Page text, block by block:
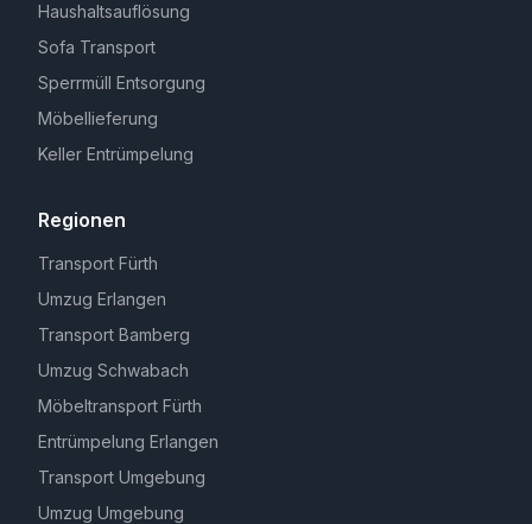
Haushaltsauflösung
Sofa Transport
Sperrmüll Entsorgung
Möbellieferung
Keller Entrümpelung
Regionen
Transport Fürth
Umzug Erlangen
Transport Bamberg
Umzug Schwabach
Möbeltransport Fürth
Entrümpelung Erlangen
Transport Umgebung
Umzug Umgebung